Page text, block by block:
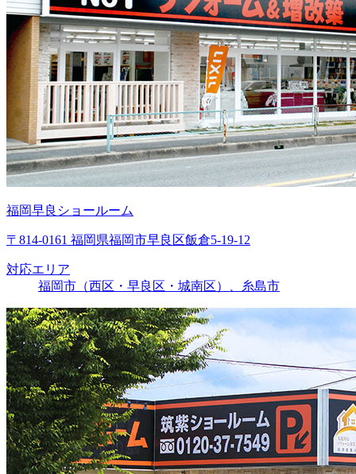
福岡早良ショールーム
〒814-0161 福岡県福岡市早良区飯倉5-19-12
対応エリア
福岡市（西区・早良区・城南区）、糸島市